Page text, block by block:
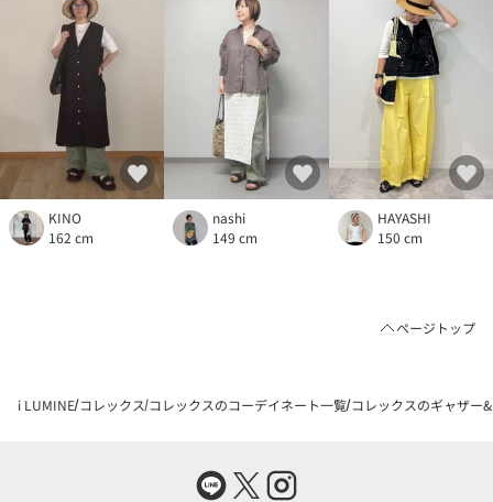
KINO
162 cm
nashi
149 cm
HAYASHI
150 cm
ページトップ
i LUMINE コレックス コレックスのコーデイネート一覧 コレックスのギャザー